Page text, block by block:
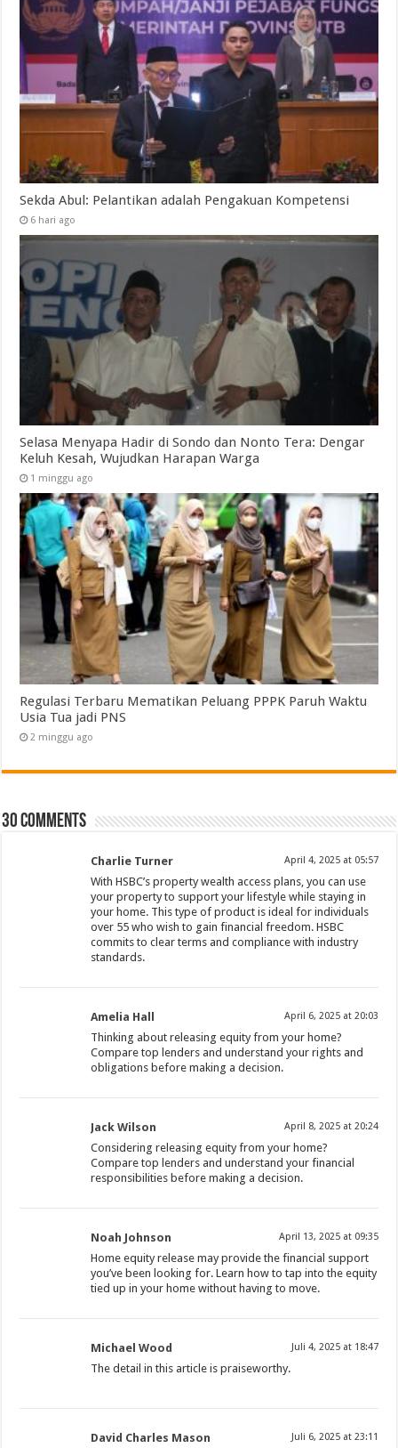
Sekda Abul: Pelantikan adalah Pengakuan Kompetensi
6 hari ago
Selasa Menyapa Hadir di Sondo dan Nonto Tera: Dengar
Keluh Kesah, Wujudkan Harapan Warga
1 minggu ago
Regulasi Terbaru Mematikan Peluang PPPK Paruh Waktu
Usia Tua jadi PNS
2 minggu ago
30 comments
Charlie Turner April 4, 2025 at 05:57
With HSBC’s property wealth access plans, you can use
your property to support your lifestyle while staying in
your home. This type of product is ideal for individuals
over 55 who wish to gain financial freedom. HSBC
commits to clear terms and compliance with industry
standards.
Amelia Hall April 6, 2025 at 20:03
Thinking about releasing equity from your home?
Compare top lenders and understand your rights and
obligations before making a decision.
Jack Wilson April 8, 2025 at 20:24
Considering releasing equity from your home?
Compare top lenders and understand your financial
responsibilities before making a decision.
Noah Johnson April 13, 2025 at 09:35
Home equity release may provide the financial support
you’ve been looking for. Learn how to tap into the equity
tied up in your home without having to move.
Michael Wood Juli 4, 2025 at 18:47
The detail in this article is praiseworthy.
David Charles Mason Juli 6, 2025 at 23:11